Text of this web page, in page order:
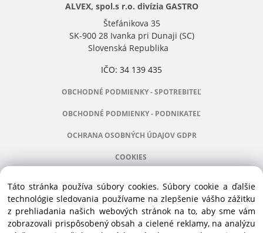
ALVEX, spol.s r.o. divízia GASTRO
Štefánikova 35
SK-900 28 Ivanka pri Dunaji (SC)
Slovenská Republika
IČO: 34 139 435
OBCHODNÉ PODMIENKY - SPOTREBITEĽ
OBCHODNÉ PODMIENKY - PODNIKATEĽ
OCHRANA OSOBNÝCH ÚDAJOV GDPR
COOKIES
Manažér:+421 911 031 991
Príslušenstvo:+421 910 121 005
Táto stránka používa súbory cookies. Súbory cookie a ďalšie
technológie sledovania používame na zlepšenie vášho zážitku
z prehliadania našich webových stránok na to, aby sme vám
zobrazovali prispôsobený obsah a cielené reklamy, na analýzu